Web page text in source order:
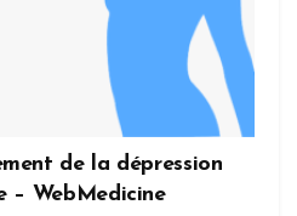
de la dépression
– WebMedicine